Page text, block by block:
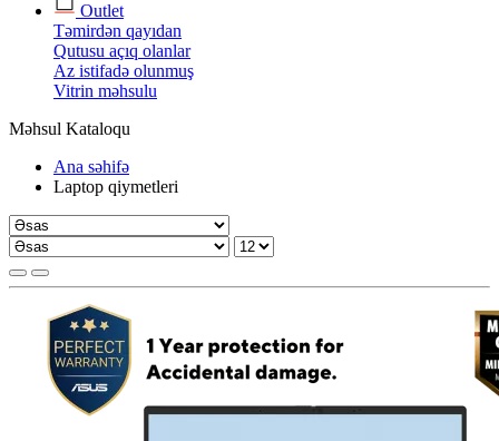
Outlet
Təmirdən qayıdan
Qutusu açıq olanlar
Az istifadə olunmuş
Vitrin məhsulu
Məhsul Kataloqu
Ana səhifə
Laptop qiymetleri